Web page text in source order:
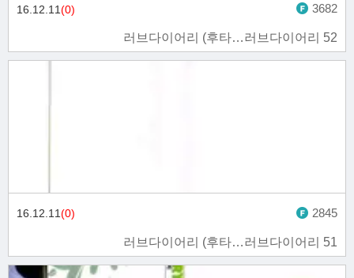
러브다이어리 (후타…러브다이어리 52
16.12.11(0) 3682
러브다이어리 (후타…러브다이어리 51
16.12.11(0) 2845